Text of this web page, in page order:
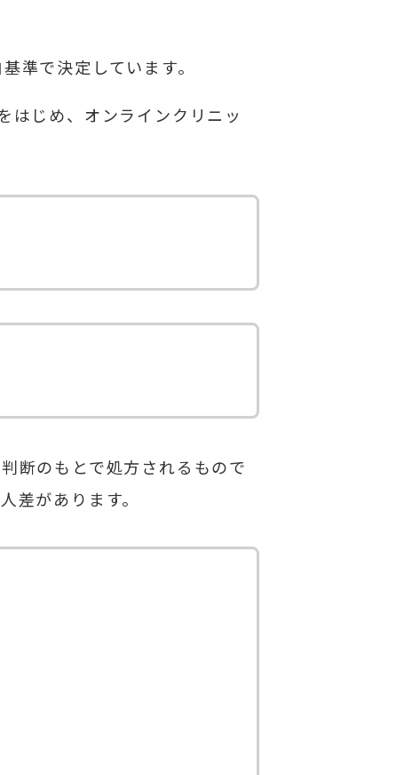
準で決定しています。
はじめ、オンラインクリニッ
断のもとで処方されるもので
差があります。